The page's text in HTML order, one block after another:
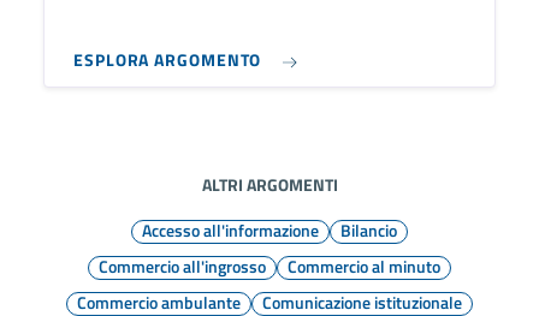
ESPLORA ARGOMENTO
ALTRI ARGOMENTI
Accesso all'informazione
Bilancio
Commercio all'ingrosso
Commercio al minuto
Commercio ambulante
Comunicazione istituzionale